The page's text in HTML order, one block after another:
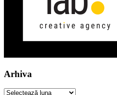
Arhiva
Arhiva